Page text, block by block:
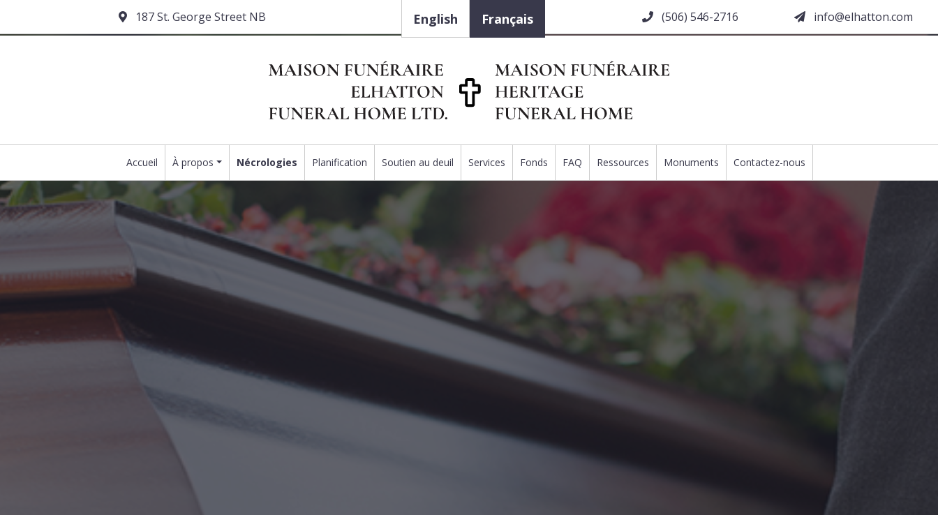
187 St. George Street NB English Français (506) 546-2716 moc.nottahle@ofni
Accueil À propos Nécrologies Planification Soutien au deuil Services Fonds FAQ Ressources Monuments Contactez-nous